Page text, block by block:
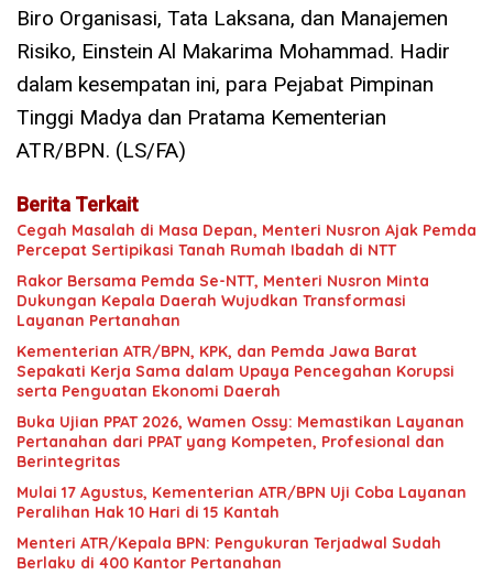
Biro Organisasi, Tata Laksana, dan Manajemen
Risiko, Einstein Al Makarima Mohammad. Hadir
dalam kesempatan ini, para Pejabat Pimpinan
Tinggi Madya dan Pratama Kementerian
ATR/BPN. (LS/FA)
Berita Terkait
Cegah Masalah di Masa Depan, Menteri Nusron Ajak Pemda
Percepat Sertipikasi Tanah Rumah Ibadah di NTT
Rakor Bersama Pemda Se-NTT, Menteri Nusron Minta
Dukungan Kepala Daerah Wujudkan Transformasi
Layanan Pertanahan
Kementerian ATR/BPN, KPK, dan Pemda Jawa Barat
Sepakati Kerja Sama dalam Upaya Pencegahan Korupsi
serta Penguatan Ekonomi Daerah
Buka Ujian PPAT 2026, Wamen Ossy: Memastikan Layanan
Pertanahan dari PPAT yang Kompeten, Profesional dan
Berintegritas
Mulai 17 Agustus, Kementerian ATR/BPN Uji Coba Layanan
Peralihan Hak 10 Hari di 15 Kantah
Menteri ATR/Kepala BPN: Pengukuran Terjadwal Sudah
Berlaku di 400 Kantor Pertanahan